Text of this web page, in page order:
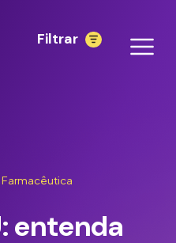
Filtrar
Farmacêutica
entenda